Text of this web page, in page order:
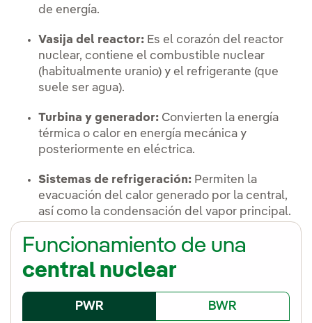
de energía.
Vasija del reactor: Es el corazón del reactor
nuclear, contiene el combustible nuclear
(habitualmente uranio) y el refrigerante (que
suele ser agua).
Turbina y generador: Convierten la energía
térmica o calor en energía mecánica y
posteriormente en eléctrica.
Sistemas de refrigeración: Permiten la
evacuación del calor generado por la central,
así como la condensación del vapor principal.
Funcionamiento de una
central nuclear
PWR BWR